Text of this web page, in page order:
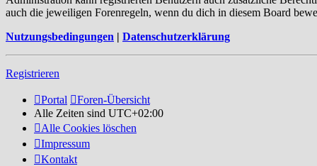
auch die jeweiligen Forenregeln, wenn du dich in diesem Board
Nutzungsbedingungen | Datenschutzerklärung
Registrieren
Portal
Foren-Übersicht
Alle Zeiten sind UTC+02:00
Alle Cookies löschen
Impressum
Kontakt